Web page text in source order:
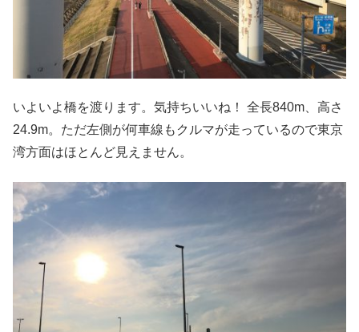
いよいよ橋を渡ります。気持ちいいね！ 全長840m、高さ
24.9m。ただ左側が何車線もクルマが走っているので東京
湾方面はほとんど見えません。